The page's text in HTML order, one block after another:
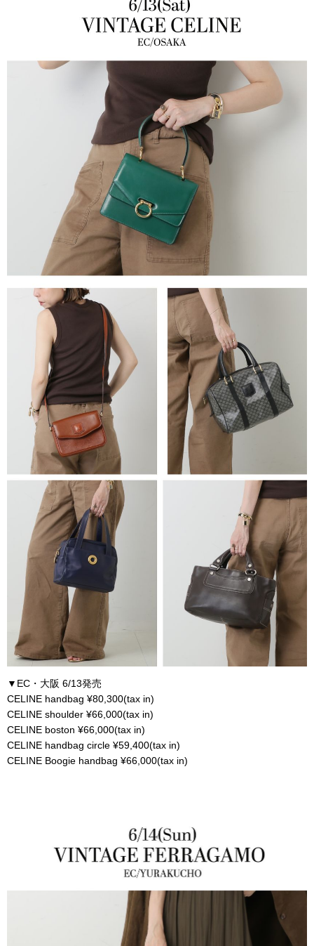
▼EC・大阪 6/13発売
CELINE handbag ¥80,300(tax in)
CELINE shoulder ¥66,000(tax in)
CELINE boston ¥66,000(tax in)
CELINE handbag circle ¥59,400(tax in)
CELINE Boogie handbag ¥66,000(tax in)